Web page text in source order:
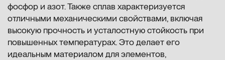
фосфор и азот. Также сплав характеризуется
отличными механическими свойствами, включая
высокую прочность и усталостную стойкость при
повышенных температурах. Это делает его
идеальным материалом для элементов,